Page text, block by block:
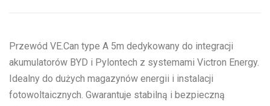
Przewód VE.Can type A 5m dedykowany do integracji
akumulatorów BYD i Pylontech z systemami Victron Energy.
Idealny do dużych magazynów energii i instalacji
fotowoltaicznych. Gwarantuje stabilną i bezpieczną